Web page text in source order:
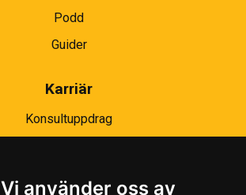
Vi använder oss av
Podd
Guider
Karriär
Konsultuppdrag